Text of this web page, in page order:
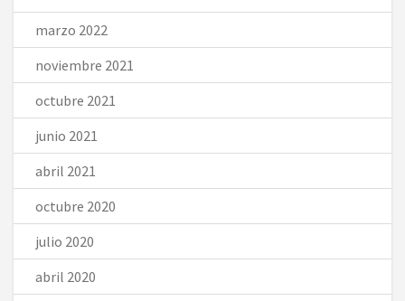
marzo 2022
noviembre 2021
octubre 2021
junio 2021
abril 2021
octubre 2020
julio 2020
abril 2020